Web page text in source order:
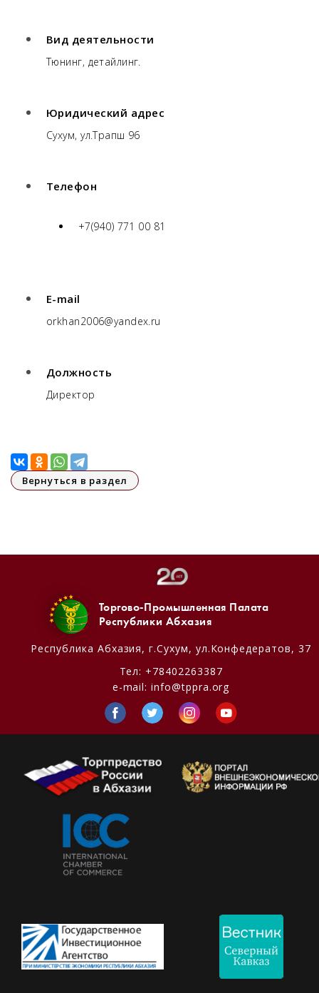
Вид деятельности
Тюнинг, детайлинг.
Юридический адрес
Сухум, ул.Трапш 96
Телефон
+7(940) 771 00 81
E-mail
orkhan2006@yandex.ru
Должность
Директор
Вернуться в раздел
Торгово-Промышленная Палата
Республики Абхазия
Республика Абхазия, г.Сухум, ул.Конфедератов, 37
Тел: +78402263387
e-mail:info@tppra.org